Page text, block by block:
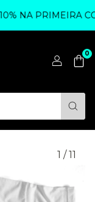
NA PRIMEIRA
0
1 / 11